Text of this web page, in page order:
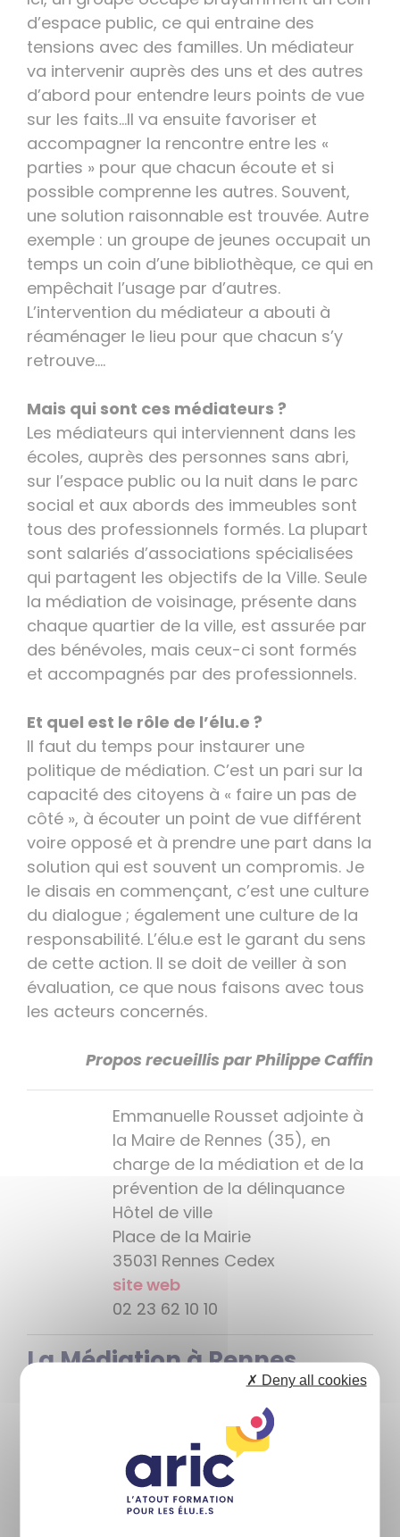
d’espace public, ce qui entraine des
tensions avec des familles. Un médiateur
va intervenir auprès des uns et des autres
d’abord pour entendre leurs points de vue
sur les faits…Il va ensuite favoriser et
accompagner la rencontre entre les «
parties » pour que chacun écoute et si
possible comprenne les autres. Souvent,
une solution raisonnable est trouvée. Autre
exemple : un groupe de jeunes occupait un
temps un coin d’une bibliothèque, ce qui en
empêchait l’usage par d’autres.
L’intervention du médiateur a abouti à
réaménager le lieu pour que chacun s’y
retrouve….
Mais qui sont ces médiateurs ?
Les médiateurs qui interviennent dans les
écoles, auprès des personnes sans abri,
sur l’espace public ou la nuit dans le parc
social et aux abords des immeubles sont
tous des professionnels formés. La plupart
sont salariés d’associations spécialisées
qui partagent les objectifs de la Ville. Seule
la médiation de voisinage, présente dans
chaque quartier de la ville, est assurée par
des bénévoles, mais ceux-ci sont formés
et accompagnés par des professionnels.
Et quel est le rôle de l’élu.e ?
Il faut du temps pour instaurer une
politique de médiation. C’est un pari sur la
capacité des citoyens à « faire un pas de
côté », à écouter un point de vue différent
voire opposé et à prendre une part dans la
solution qui est souvent un compromis. Je
le disais en commençant, c’est une culture
du dialogue ; également une culture de la
responsabilité. L’élu.e est le garant du sens
de cette action. Il se doit de veiller à son
évaluation, ce que nous faisons avec tous
les acteurs concernés.
Propos recueillis par Philippe Caffin
Emmanuelle Rousset adjointe à
la Maire de Rennes (35), en
charge de la médiation et de la
prévention de la délinquance
Hôtel de ville
Place de la Mairie
35031 Rennes Cedex
site web
02 23 62 10 10
La Médiation à Rennes
politique de tranquillité publique associant
prévention, répression, présence policière
sur le terrain et médiation.
dans cette vidéo >>>
✗ Deny all cookies